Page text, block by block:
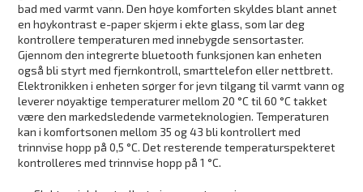
bad med varmt vann. Den høye komforten skyldes blant annet
en høykontrast e-paper skjerm i ekte glass, som lar deg
kontrollere temperaturen med innebygde sensortaster.
Gjennom den integrerte bluetooth funksjonen kan enheten
også bli styrt med fjernkontroll, smarttelefon eller nettbrett.
Elektronikken i enheten sørger for jevn tilgang til varmt vann og
leverer nøyaktige temperaturer mellom 20 °C til 60 °C takket
være den markedsledende varmeteknologien. Temperaturen
kan i komfortsonen mellom 35 og 43 bli kontrollert med
trinnvise hopp på 0,5 °C. Det resterende temperaturspekteret
kontrolleres med trinnvise hopp på 1 °C.